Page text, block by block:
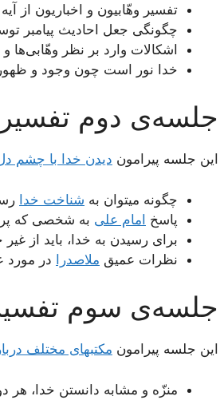
تفسیر وهّابیون و اخباریون از
چگونگی جعل احادیث پیامبر
اشکالات وارد بر نظر وهّابی‌ها و
خدا نور است چون وجود و
جلسه‌ی دوم تفسیر
این جلسه پیرامون دیدن خدا با چشم
چگونه میتوان به شناخت خدا
پاسخ امام علی به شخصی که
برای رسیدن به خدا، باید از
نظرات عمیق ملاصدرا در
جلسه‌ی سوم تفسیر
این جلسه پیرامون مكتب‏هاى مختلف
منزّه و مشابه دانستن خدا، هر